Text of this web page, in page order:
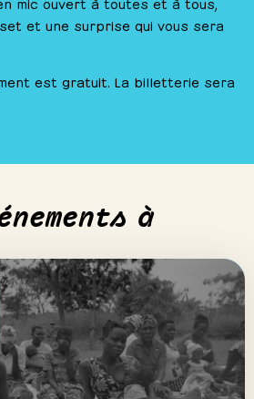
et une surprise qui vous sera
est gratuit. La billetterie sera
à